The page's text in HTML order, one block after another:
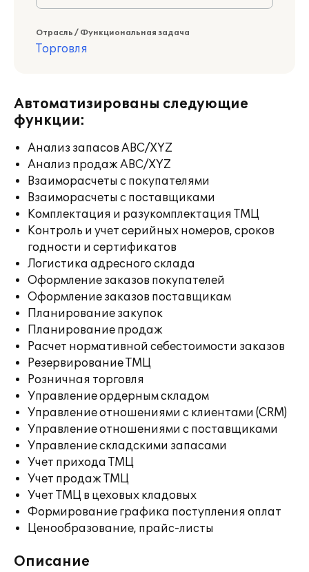
Отрасль / Функциональная задача
Торговля
Автоматизированы следующие
функции:
Анализ запасов ABC/XYZ
Анализ продаж ABC/XYZ
Взаиморасчеты с покупателями
Взаиморасчеты с поставщиками
Комплектация и разукомплектация ТМЦ
Контроль и учет серийных номеров, сроков
годности и сертификатов
Логистика адресного склада
Оформление заказов покупателей
Оформление заказов поставщикам
Планирование закупок
Планирование продаж
Расчет нормативной себестоимости заказов
Резервирование ТМЦ
Розничная торговля
Управление ордерным складом
Управление отношениями с клиентами (CRM)
Управление отношениями с поставщиками
Управление складскими запасами
Учет прихода ТМЦ
Учет продаж ТМЦ
Учет ТМЦ в цеховых кладовых
Формирование графика поступления оплат
Ценообразование, прайс-листы
Описание